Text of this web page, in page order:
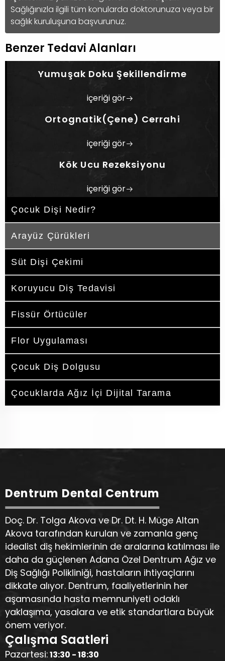
kontrolü birlikte uygulandığında arayüz
çürüğü riski büyük ölçüde azalır. Adana’da
arayüz çürüğü şüpheniz varsa, erken teşhis
için uzman diş hekiminize başvurmanız
tavsiye edilir.
Sağlığınızla ilgili tüm konularda doktorunuza veya bir
sağlık kuruluşuna başvurunuz.
Benzer Tedavi Alanları
Yumuşak Doku Şekillendirme
içeriği gör
Ortognatik(Çene) Cerrahi
içeriği gör
Kök Ucu Rezeksiyonu
içeriği gör
Çocuk Dişi Nedir?
Arayüz Çürükleri
Süt Dişi Çekimi
Koruyucu Diş Tedavisi
Fissür Örtücüler
Flor Uygulaması
Çocuk Diş Dolgusu
Çocuklarda Ağız İçi Dijital Tarama
Dentrum Dental Centrum
Doç. Dr. Tolga Akova ve Dr. Dt. H. Müge Altan
Akova tarafından kurulan ve zamanla genç
idealist diş hekimlerinin de aralarına katılması ile
daha da güçlenen Adana Özel Dentrum Ağız ve
Diş Sağlığı Polikliniği, hastaların ihtiyaçlarını
dikkate alıyor. Dentrum, faaliyetlerinin her
aşamasında hasta memnuniyeti odaklı
yaklaşıma, yasalara ve etik standartlara büyük
önem veriyor.
Çalışma Saatleri
Pazartesi:13:30 - 18:30